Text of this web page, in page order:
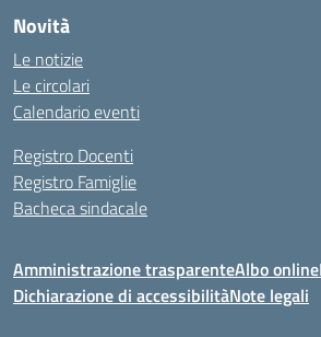
Novità
Le notizie
Le circolari
Calendario eventi
Registro Docenti
Registro Famiglie
Bacheca sindacale
Amministrazione trasparenteAlbo online
Dichiarazione di accessibilitàNote legali